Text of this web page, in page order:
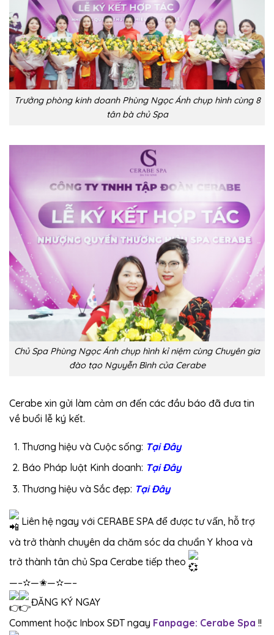
Trưởng phòng kinh doanh Phùng Ngọc Ánh chụp hình cùng 8
tân bà chủ Spa
Chủ Spa Phùng Ngọc Ánh chụp hình kỉ niệm cùng Chuyên gia
đào tạo Nguyễn Bình của Cerabe
Cerabe xin gửi làm cảm ơn đến các đầu báo đã đưa tin
về buổi lễ ký kết.
Thương hiệu và Cuộc sống: Tại Đây
Báo Pháp luật Kinh doanh: Tại Đây
Thương hiệu và Sắc đẹp: Tại Đây
Liên hệ ngay với CERABE SPA để được tư vấn, hỗ trợ
và trở thành chuyên da chăm sóc da chuẩn Y khoa và
trở thành tân chủ Spa Cerabe tiếp theo
—–✫—✬—✫—–
ĐĂNG KÝ NGAY
Comment hoặc Inbox SĐT ngay Fanpage: Cerabe Spa !!